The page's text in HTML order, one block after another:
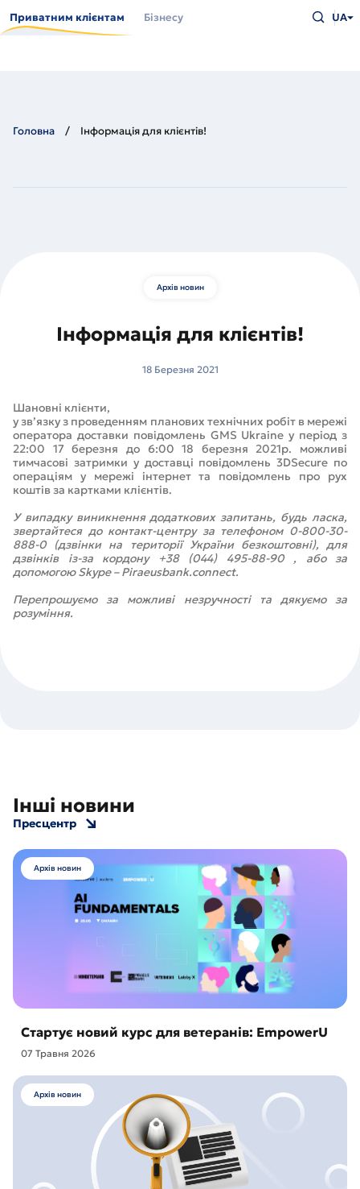
до
основного
Приватним клієнтам Бізнесу
що
UA
Головна Інформація для клієнтів!
Архів новин
Інформація для клієнтів!
18 Березня 2021
Шановні клієнти,
у зв’язку з проведенням планових технічних робіт в мережі
оператора доставки повідомлень GMS Ukraine у період з
22:00 17 березня до 6:00 18 березня 2021р. можливі
тимчасові затримки у доставці повідомлень 3DSecure по
операціям у мережі інтернет та повідомлень про рух
коштів за картками клієнтів.
У випадку виникнення додаткових запитань, будь ласка,
звертайтеся до контакт-центру за телефоном 0-800-30-
888-0 (дзвінки на території України безкоштовні), для
дзвінків із-за кордону +38 (044) 495-88-90 , або за
допомогою Skype – Piraeusbank.connect.
Перепрошуємо за можливі незручності та дякуємо за
розуміння.
Інші новини
Пресцентр
Архів новин
Стартує новий курс для ветеранів: EmpowerU
07 Травня 2026
Архів новин